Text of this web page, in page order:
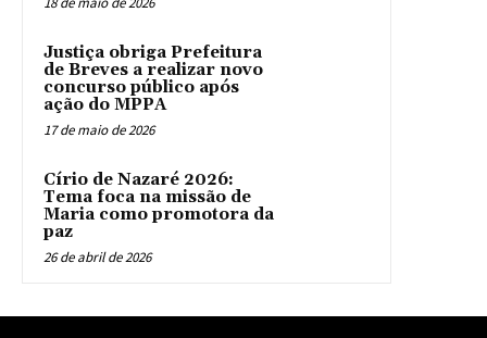
Justiça obriga Prefeitura
de Breves a realizar novo
concurso público após
ação do MPPA
17 de maio de 2026
Círio de Nazaré 2026:
Tema foca na missão de
Maria como promotora da
paz
26 de abril de 2026